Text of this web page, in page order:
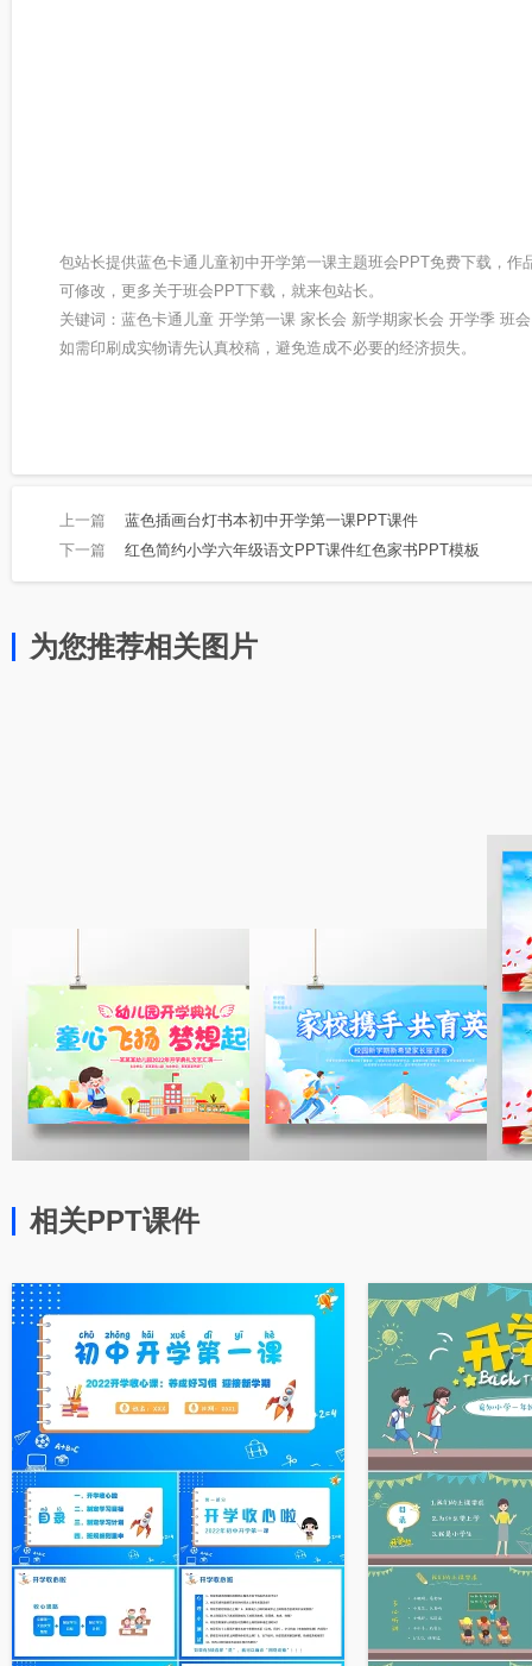
包站长提供蓝色卡通儿童初中开学第一课主题班会PPT免费下载，作
可修改，更多关于班会PPT下载，就来包站长。
关键词：蓝色卡通儿童 开学第一课 家长会 新学期家长会 开学季 班
如需印刷成实物请先认真校稿，避免造成不必要的经济损失。
上一篇 蓝色插画台灯书本初中开学第一课PPT课件
下一篇 红色简约小学六年级语文PPT课件红色家书PPT模板
为您推荐相关图片
相关PPT课件